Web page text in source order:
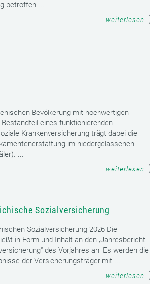
betroffen ...
weiterlesen
Bevölkerung mit hochwertigen
eines funktionierenden
Krankenversicherung trägt dabei die
im niedergelassenen
...
weiterlesen
Sozialversicherung
Sozialversicherung 2026 Die
in Form und Inhalt an den „Jahresbericht
des Vorjahres an. Es werden die
der Versicherungsträger mit ...
weiterlesen